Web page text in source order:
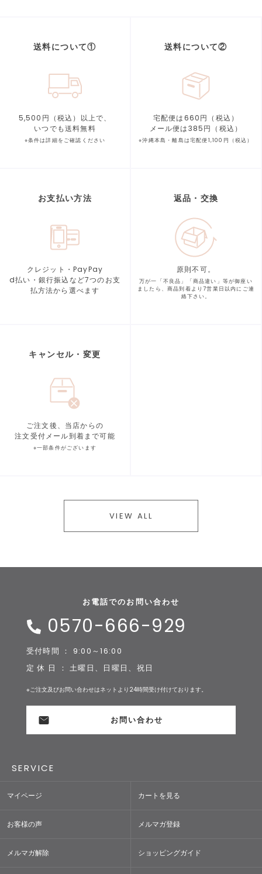
送料について①
5,500円（税込）以上で、
いつでも送料無料
※条件は詳細をご確認ください
送料について②
宅配便は660円（税込）
メール便は385円（税込）
※沖縄本島・離島は宅配便1,100円（税込）
お支払い方法
クレジット・PayPay
d払い・銀行振込など7つのお支
払方法から選べます
返品・交換
原則不可。
万が一「不良品」「商品違い」等が御座い
ましたら、商品到着より7営業日以内にご連
絡下さい。
キャンセル・変更
ご注文後、当店からの
注文受付メール到着まで可能
※一部条件がございます
VIEW ALL
お電話でのお問い合わせ
0570-666-929
受付時間 ： 9:00～16:00
定 休 日 ： 土曜日、日曜日、祝日
※ご注文及びお問い合わせはネットより24時間受け付けております。
お問い合わせ
SERVICE
マイページ カートを見る
お客様の声 メルマガ登録
メルマガ解除 ショッピングガイド